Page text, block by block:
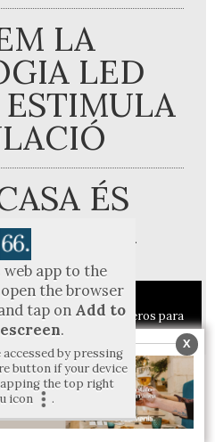
LA
LED
ÉS
PER A
DE
X
Uso de cookies:
nuestras y de terceros para
del digital. Puedes consultar la
y como desconectarlas.Ver
de Privacidad y Cookies
Cookies Personalizar
web app to the
the browser
tap on Add to
.
accessed by pressing
button if your device
the top right
icon
.